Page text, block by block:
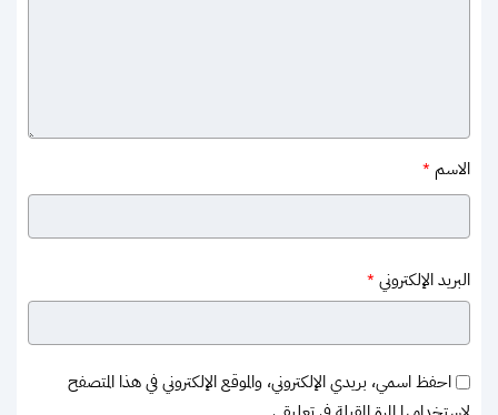
الاسم *
البريد الإلكتروني *
احفظ اسمي، بريدي الإلكتروني، والموقع الإلكتروني في هذا المتصفح